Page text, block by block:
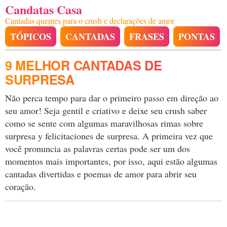
Candatas Casa
Cantadas quentes para o crush e declarações de amor
TÓPICOS CANTADAS FRASES PONTAS
9 MELHOR CANTADAS DE
SURPRESA
Não perca tempo para dar o primeiro passo em direção ao
seu amor! Seja gentil e criativo e deixe seu crush saber
como se sente com algumas maravilhosas rimas sobre
surpresa y felicitaciones de surpresa. A primeira vez que
você pronuncia as palavras certas pode ser um dos
momentos mais importantes, por isso, aqui estão algumas
cantadas divertidas e poemas de amor para abrir seu
coração.